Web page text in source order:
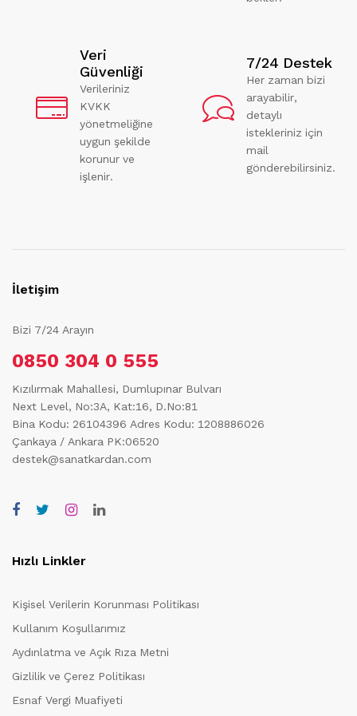
Veri
Güvenliği
Verileriniz
KVKK
yönetmeliğine
uygun şekilde
korunur ve
işlenir.
7/24 Destek
Her zaman bizi
arayabilir,
detaylı
istekleriniz için
mail
gönderebilirsiniz.
İletişim
Bizi 7/24 Arayın
0850 304 0 555
Kızılırmak Mahallesi, Dumlupınar Bulvarı
Next Level, No:3A, Kat:16, D.No:81
Bina Kodu: 26104396 Adres Kodu: 1208886026
Çankaya / Ankara PK:06520
destek@sanatkardan.com
Hızlı Linkler
Kişisel Verilerin Korunması Politikası
Kullanım Koşullarımız
Aydınlatma ve Açık Rıza Metni
Gizlilik ve Çerez Politikası
Esnaf Vergi Muafiyeti